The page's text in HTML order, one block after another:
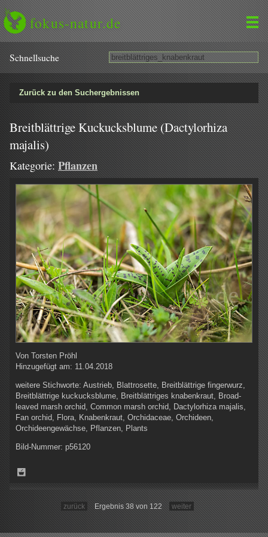
fokus-natur.de
Schnell­suche
Zurück zu den Suchergebnissen
Breitblättrige Kuckucksblume (Dactylorhiza
majalis)
Kategorie: Pflanzen
Von Torsten Pröhl
Hinzugefügt am: 11.04.2018
weitere Stichworte: Austrieb, Blattrosette, Breitblättrige fingerwurz,
Breitblättrige kuckucksblume, Breitblättriges knabenkraut, Broad-
leaved marsh orchid, Common marsh orchid, Dactylorhiza majalis,
Fan orchid, Flora, Knabenkraut, Orchidaceae, Orchideen,
Orchideengewächse, Pflanzen, Plants
Bild-Nummer: p56120
zurück Ergebnis 38 von 122 weiter